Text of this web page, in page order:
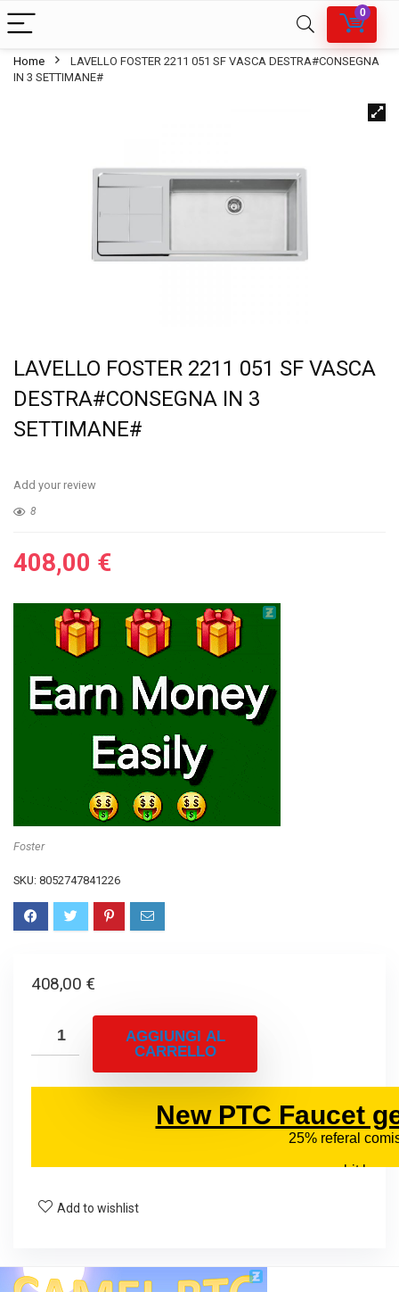
0
Home
LAVELLO FOSTER 2211 051 SF VASCA DESTRA#CONSEGNA
IN 3 SETTIMANE#
LAVELLO FOSTER 2211 051 SF VASCA
DESTRA#CONSEGNA IN 3
SETTIMANE#
Add your review
8
408,00 €
Foster
SKU: 8052747841226
408,00 €
AGGIUNGI AL
CARRELLO
Add to wishlist